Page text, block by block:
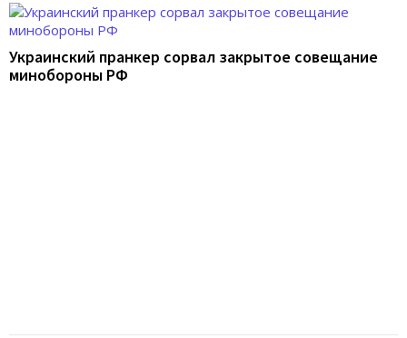
Украинский пранкер сорвал закрытое совещание
минобороны РФ